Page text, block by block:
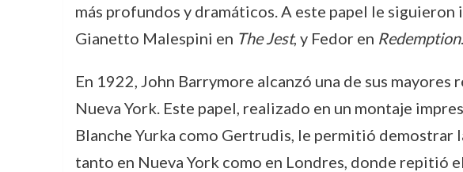
más profundos y dramáticos. A este papel le
Gianetto Malespini en The Jest, y Fedor en Redemption.
En 1922, John Barrymore alcanzó una de sus
Nueva York. Este papel, realizado en un montaje
Blanche Yurka como Gertrudis, le permitió
tanto en Nueva York como en Londres, donde repitió